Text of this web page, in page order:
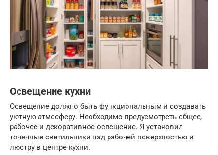
Освещение кухни
Освещение должно быть функциональным и создавать
уютную атмосферу. Необходимо предусмотреть общее,
рабочее и декоративное освещение. Я установил
точечные светильники над рабочей поверхностью и
люстру в центре кухни.